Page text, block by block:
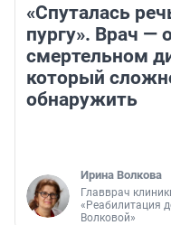
«Спуталась
пургу». Врач —
смертельном
который
обнаружить
Ирина Волкова
Главврач
«Реабилитация
Волковой»